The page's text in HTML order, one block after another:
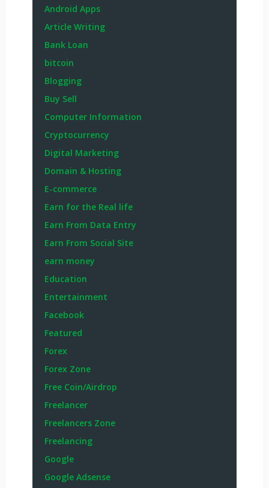
Android Apps
Article Writing
Bank Loan
bitcoin
Blogging
Buy Sell
Computer Information
Cryptocurrency
Digital Marketing
Domain & Hosting
E-commerce
Earn for the Real life
Earn From Data Entry
Earn From Social Site
earn money
Education
Entertainment
Facebook
Featured
Forex
Forex Zone
Free Coin/Airdrop
Freelancer
Freelancers Zone
Freelancing
Google
Google Adsense